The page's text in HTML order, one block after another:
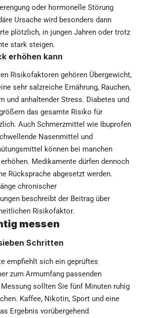
oder hormonelle Störung
Ursache wird besonders dann
plötzlich, in jungen Jahren oder trotz
stark steigen.
erhöhen kann
Risikofaktoren gehören Übergewicht,
sehr salzreiche Ernährung, Rauchen,
und anhaltender Stress. Diabetes und
das gesamte Risiko für
Auch Schmerzmittel wie Ibuprofen
Nasenmittel und
können bei manchen
Medikamente dürfen dennoch
Rücksprache abgesetzt werden.
chronischer
beschreibt der Beitrag über
Risikofaktor.
messen
Schritten
empfiehlt sich ein geprüftes
zum Armumfang passenden
sollten Sie fünf Minuten ruhig
Kaffee, Nikotin, Sport und eine
Ergebnis vorübergehend